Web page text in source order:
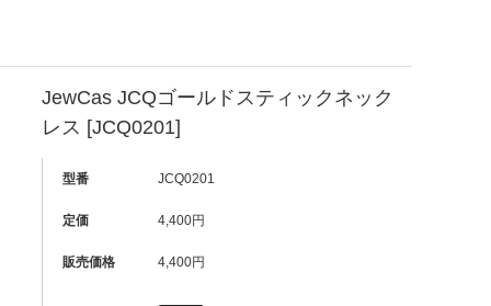
JewCas JCQゴールドスティックネック
レス [JCQ0201]
型番 JCQ0201
定価 4,400円
販売価格 4,400円